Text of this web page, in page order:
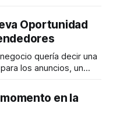
lugar. Durante
el especialista en
Oportunidad
quería decir una
los anuncios, un
de publicidad digital
para atender
una persona
en la